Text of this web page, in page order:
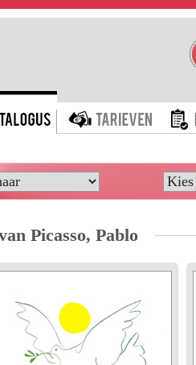
CATALOGUS
Picasso, Pablo